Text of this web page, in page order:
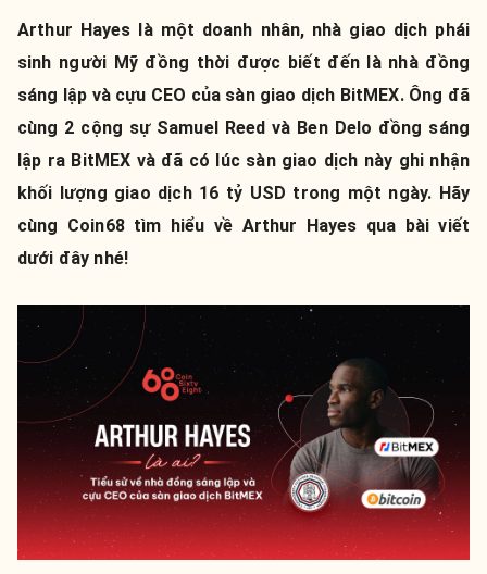
Arthur Hayes là một doanh nhân, nhà giao dịch phái
sinh người Mỹ đồng thời được biết đến là nhà đồng
sáng lập và cựu CEO của sàn giao dịch BitMEX. Ông đã
cùng 2 cộng sự Samuel Reed và Ben Delo đồng sáng
lập ra BitMEX và đã có lúc sàn giao dịch này ghi nhận
khối lượng giao dịch 16 tỷ USD trong một ngày. Hãy
cùng Coin68 tìm hiểu về Arthur Hayes qua bài viết
dưới đây nhé!